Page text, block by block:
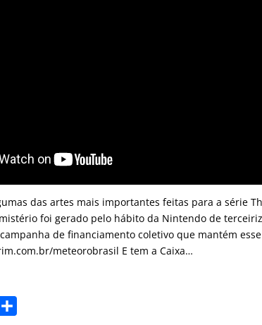
das artes mais importantes feitas para a série
foi gerado pelo hábito da Nintendo de
de financiamento coletivo que mantém
meteorobrasil E tem a Caixa…
W